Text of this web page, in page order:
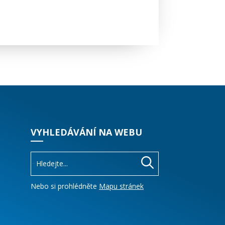
VYHLEDÁVÁNÍ NA WEBU
Nebo si prohlédněte Mapu stránek